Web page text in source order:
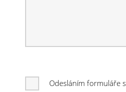
Odesláním formuláře